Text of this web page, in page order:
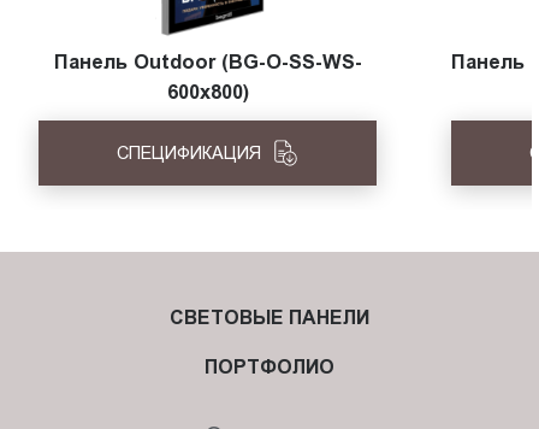
Панель Outdoor (BG-O-SS-WS-
600x800)
СПЕЦИФИКАЦИЯ
Панель
СВЕТОВЫЕ ПАНЕЛИ
ПОРТФОЛИО